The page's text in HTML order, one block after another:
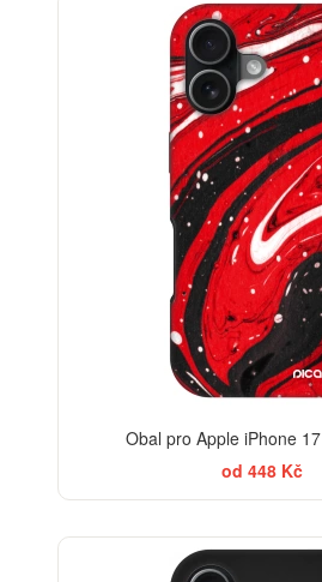
Obal pro Apple iPhone
od 448 Kč